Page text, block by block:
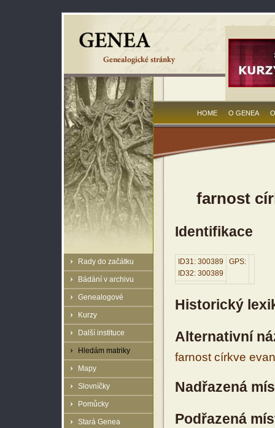
Rady do začátku
Bádání v archivu
Genealogové
Kurzy
Další instituce
Hledám matriky
Mapy
Slovníčky
Pomůcky
Stará Genea
HOME O GENEA
farnost
Identifikace
ID31: 300389
ID32: 300389
GPS:
Historický
Alternativní
farnost církve
Nadřazená
Podřazená